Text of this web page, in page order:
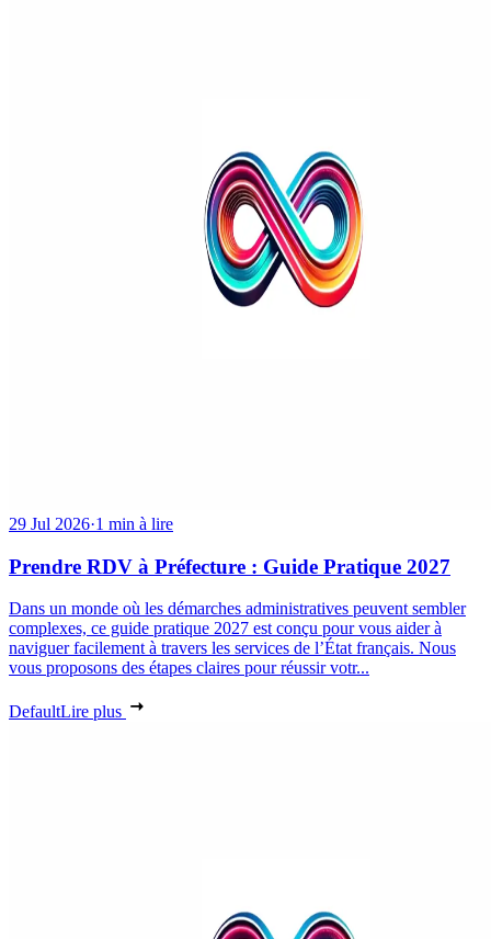
29 Jul 2026·1 min à lire
Prendre RDV à Préfecture : Guide Pratique 2027
Dans un monde où les démarches administratives peuvent sembler
complexes, ce guide pratique 2027 est conçu pour vous aider à
naviguer facilement à travers les services de l’État français. Nous
vous proposons des étapes claires pour réussir votr...
DefaultLire plus